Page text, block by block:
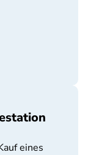
eines